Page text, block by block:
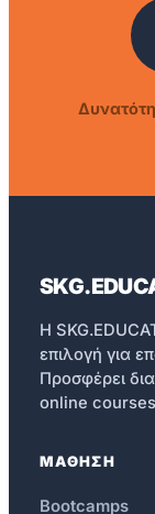
Η
επιλογή για
Προσφέρει
online
ΜΑΘΗΣΗ
Bootcamps